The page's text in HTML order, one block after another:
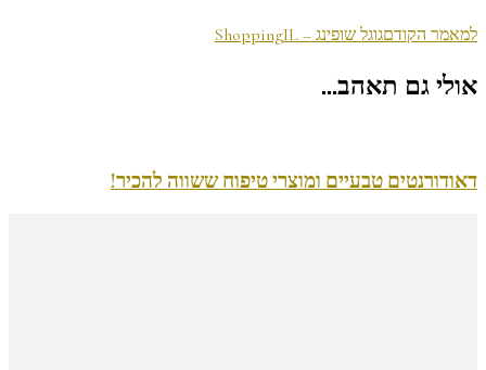
ניווט
בפוסטים
למאמר הקודםגוגל שופינג – ShoppingIL
אולי גם תאהב...
דאודורנטים טבעיים ומוצרי טיפוח ששווה להכיר!